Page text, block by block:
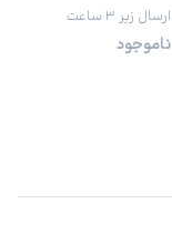
ارسال زیر ۳ ساعت
ناموجود